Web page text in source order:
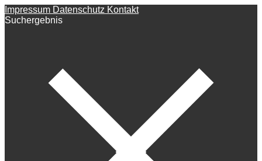
Impressum Datenschutz Kontakt
Suchergebnis